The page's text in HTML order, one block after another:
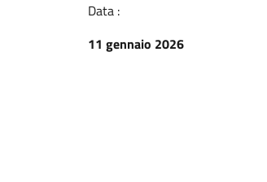
Data :
11 gennaio 2026